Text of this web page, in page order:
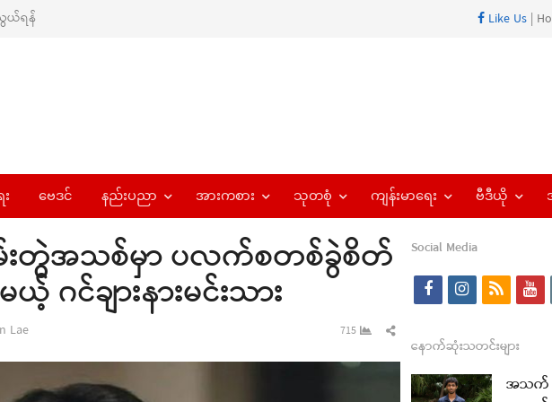
ရန် Like Us |
း ဗေဒင် နည်းပညာ အားကစား သုတစုံ ကျန်းမာရေး ဗီဒီယို
မ်းတွဲအသစ်မှာ ပလက်စတစ်ခွဲစိတ်
ဂင်ချားနားမင်းသား
Lae 715
Share
this
post
Social Media
f
c
e
i
s
t
r
s
y
t
နောက်ဆုံးသတင်းများ
အသက်